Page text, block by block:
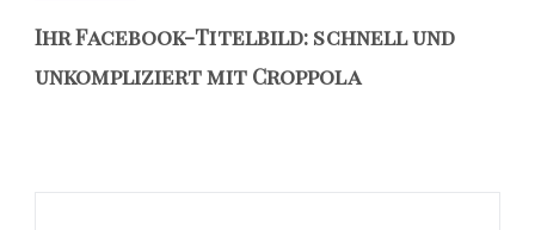
Ihr Facebook-Titelbild: schnell und
unkompliziert mit Croppola